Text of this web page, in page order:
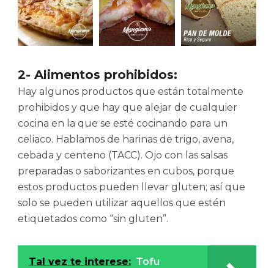
2- Alimentos prohibidos:
Hay algunos productos que están totalmente
prohibidos y que hay que alejar de cualquier
cocina en la que se esté cocinando para un
celiaco. Hablamos de harinas de trigo, avena,
cebada y centeno (TACC). Ojo con las salsas
preparadas o saborizantes en cubos, porque
estos productos pueden llevar gluten; así que
solo se pueden utilizar aquellos que estén
etiquetados como “sin gluten”.
Tal vez te interese: Tofu